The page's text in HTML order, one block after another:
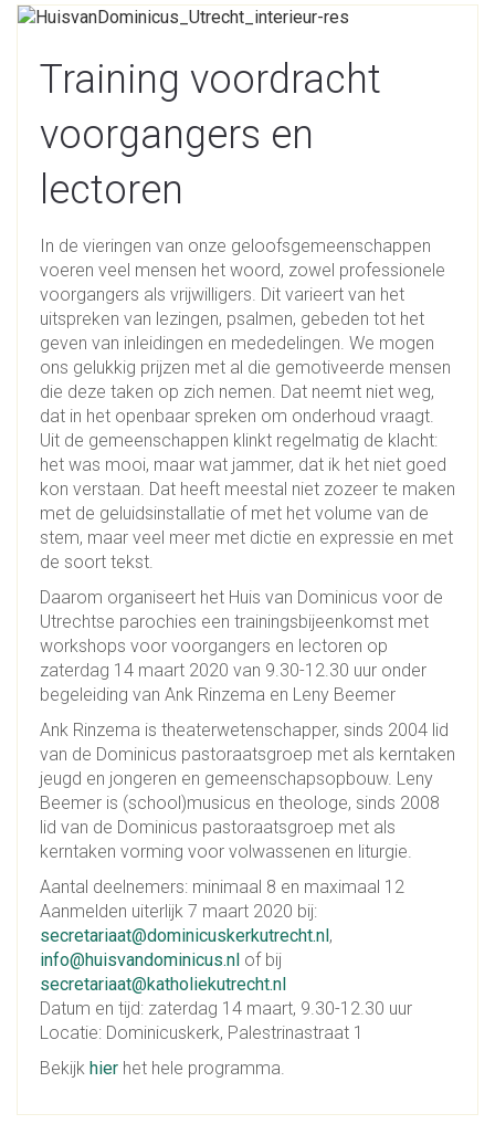
Training voordracht
voorgangers en
lectoren
In de vieringen van onze geloofsgemeenschappen
voeren veel mensen het woord, zowel professionele
voorgangers als vrijwilligers. Dit varieert van het
uitspreken van lezingen, psalmen, gebeden tot het
geven van inleidingen en mededelingen. We mogen
ons gelukkig prijzen met al die gemotiveerde mensen
die deze taken op zich nemen. Dat neemt niet weg,
dat in het openbaar spreken om onderhoud vraagt.
Uit de gemeenschappen klinkt regelmatig de klacht:
het was mooi, maar wat jammer, dat ik het niet goed
kon verstaan. Dat heeft meestal niet zozeer te maken
met de geluidsinstallatie of met het volume van de
stem, maar veel meer met dictie en expressie en met
de soort tekst.
Daarom organiseert het Huis van Dominicus voor de
Utrechtse parochies een trainingsbijeenkomst met
workshops voor voorgangers en lectoren op
zaterdag 14 maart 2020 van 9.30-12.30 uur onder
begeleiding van Ank Rinzema en Leny Beemer
Ank Rinzema is theaterwetenschapper, sinds 2004 lid
van de Dominicus pastoraatsgroep met als kerntaken
jeugd en jongeren en gemeenschapsopbouw. Leny
Beemer is (school)musicus en theologe, sinds 2008
lid van de Dominicus pastoraatsgroep met als
kerntaken vorming voor volwassenen en liturgie.
Aantal deelnemers: minimaal 8 en maximaal 12
Aanmelden uiterlijk 7 maart 2020 bij:
secretariaat@dominicuskerkutrecht.nl,
info@huisvandominicus.nl of bij
secretariaat@katholiekutrecht.nl
Datum en tijd: zaterdag 14 maart, 9.30-12.30 uur
Locatie: Dominicuskerk, Palestrinastraat 1
Bekijk hier het hele programma.